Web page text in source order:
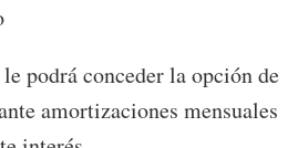
podrá conceder la opción de
amortizaciones mensuales